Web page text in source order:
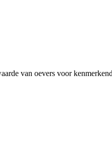
van oevers voor